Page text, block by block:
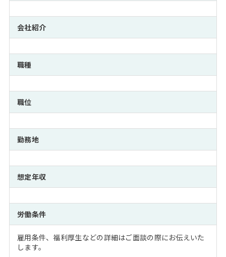
MBAを生かす求人特集
年齢と年収の相関図
MBA NETWORKING
会社紹介
職種
職位
勤務地
想定年収
労働条件
雇用条件、福利厚生などの詳細はご面談の際にお伝えいた
します。